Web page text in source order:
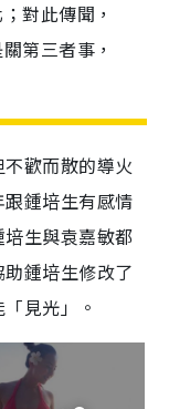
對此傳聞，
第三者事，
歡而散的導火
鍾培生有感情
生與袁嘉敏都
鍾培生修改了
見光」。